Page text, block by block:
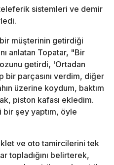
sistemleri ve demir
müşterinin getirdiği
anlatan Topatar, "Bir
getirdi, 'Ortadan
bir parçasını verdim, diğer
üzerine koydum, baktım
piston kafası ekledim.
şey yaptım, öyle
ve oto tamircilerini tek
topladığını belirterek,